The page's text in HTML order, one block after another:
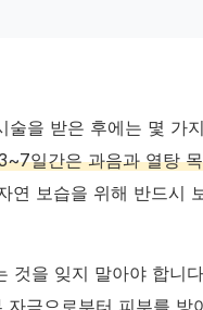
을 받은 후에는 몇 가
일간은 과음과 열탕
연 보습을 위해 반드시
것을 잊지 말아야 합니
극으로부터 피부를 방